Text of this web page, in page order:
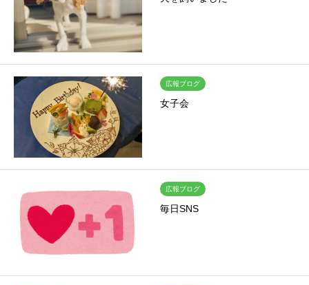
広報ブログ
女子会
広報ブログ
毎日SNS